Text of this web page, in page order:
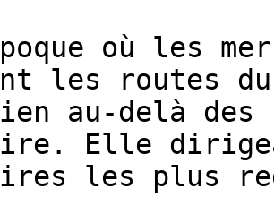
où les
les routes
au-delà
Elle
les plus